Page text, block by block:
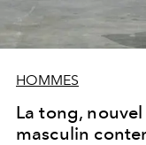
HOMMES
La tong,
masculin